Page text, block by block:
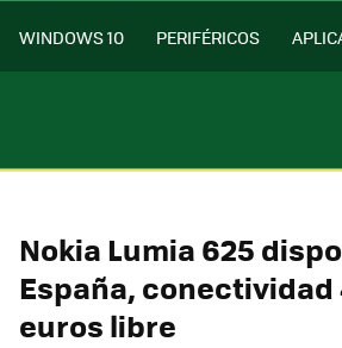
WINDOWS 10 PERIFÉRICOS
Nokia Lumia 625
España, conectividad
euros libre